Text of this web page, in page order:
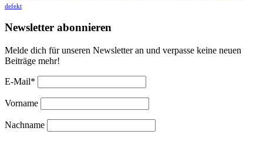
defekt
Newsletter abonnieren
Melde dich für unseren Newsletter an und verpasse keine neuen
Beiträge mehr!
E-Mail*
Vorname
Nachname